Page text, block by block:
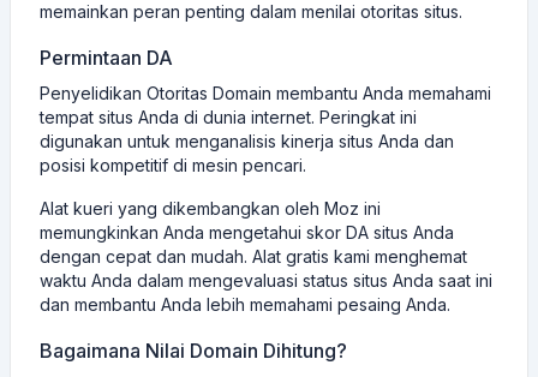
memainkan peran penting dalam menilai otoritas situs.
Permintaan DA
Penyelidikan Otoritas Domain membantu Anda memahami
tempat situs Anda di dunia internet. Peringkat ini
digunakan untuk menganalisis kinerja situs Anda dan
posisi kompetitif di mesin pencari.
Alat kueri yang dikembangkan oleh Moz ini
memungkinkan Anda mengetahui skor DA situs Anda
dengan cepat dan mudah. Alat gratis kami menghemat
waktu Anda dalam mengevaluasi status situs Anda saat ini
dan membantu Anda lebih memahami pesaing Anda.
Bagaimana Nilai Domain Dihitung?